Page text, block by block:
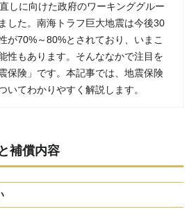
しに向けた政府のワーキンググルー
した。南海トラフ巨大地震は今後30
が70%～80%とされており、いまこ
性もあります。そんななかで注目を
保険」です。本記事では、地震保険
いてわかりやすく解説します。
補償内容